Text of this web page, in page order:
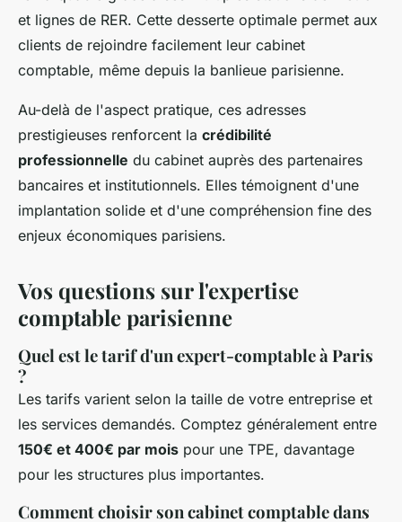
et lignes de RER. Cette desserte optimale permet aux
clients de rejoindre facilement leur cabinet
comptable, même depuis la banlieue parisienne.
Au-delà de l'aspect pratique, ces adresses
prestigieuses renforcent la crédibilité
professionnelle du cabinet auprès des partenaires
bancaires et institutionnels. Elles témoignent d'une
implantation solide et d'une compréhension fine des
enjeux économiques parisiens.
Vos questions sur l'expertise
comptable parisienne
Quel est le tarif d'un expert-comptable à Paris
?
Les tarifs varient selon la taille de votre entreprise et
les services demandés. Comptez généralement entre
150€ et 400€ par mois pour une TPE, davantage
pour les structures plus importantes.
Comment choisir son cabinet comptable dans